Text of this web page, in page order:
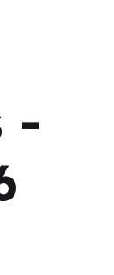
-